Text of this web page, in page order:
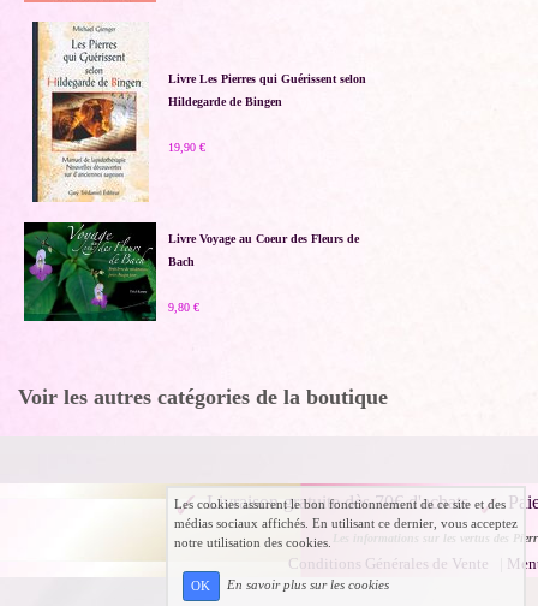
Livre Les Pierres qui Guérissent selon
Hildegarde de Bingen
19,90 €
Livre Voyage au Coeur des Fleurs de
Bach
9,80 €
Voir les autres catégories de la boutique
Livraison gratuite dès 70€ d'achats
Les informations sur les vertus des
Conditions Générales de Vente
Les cookies assurent le bon fonctionnement de ce site et des
médias sociaux affichés. En utilisant ce dernier, vous acceptez
notre utilisation des cookies.
OK En savoir plus sur les cookies